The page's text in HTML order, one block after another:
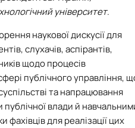
університет.
наукової дискусії для
слухачів, аспірантів,
щодо процесів
публічного управління,
та напрацювання
публічної влади й
фахівців для реалізації цих